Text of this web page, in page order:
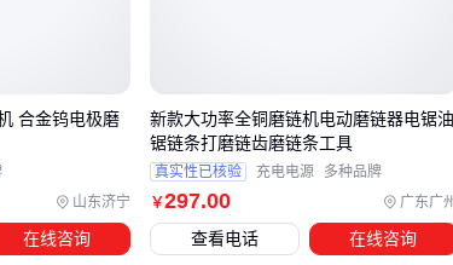
避免长距离传输时信号衰减
类：
铝壳制动电阻 或防腐蚀制动电阻
惯量匹配阻值功率
130卧式安装支架 或伺服电机固定座
要兼顾
机械强度
山东济宁
合金钨电极磨
在线咨询
￥297.00 广东广
新款大功率全铜磨链机电动磨链器电锯油
锯链条打磨链齿磨链条工具
真实性已核验 充电电源 多种品牌
查看电话 在线咨询